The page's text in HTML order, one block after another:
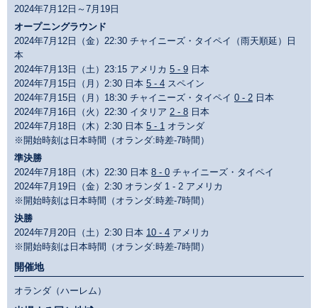
2024年7月12日～7月19日
オープニングラウンド
2024年7月12日（金）22:30 チャイニーズ・タイペイ（雨天順延）日
本
2024年7月13日（土）23:15 アメリカ 5 - 9 日本
2024年7月15日（月）2:30 日本 5 - 4 スペイン
2024年7月15日（月）18:30 チャイニーズ・タイペイ 0 - 2 日本
2024年7月16日（火）22:30 イタリア 2 - 8 日本
2024年7月18日（木）2:30 日本 5 - 1 オランダ
※開始時刻は日本時間（オランダ:時差-7時間）
準決勝
2024年7月18日（木）22:30 日本 8 - 0 チャイニーズ・タイペイ
2024年7月19日（金）2:30 オランダ 1 - 2 アメリカ
※開始時刻は日本時間（オランダ:時差-7時間）
決勝
2024年7月20日（土）2:30 日本 10 - 4 アメリカ
※開始時刻は日本時間（オランダ:時差-7時間）
開催地
オランダ（ハーレム）